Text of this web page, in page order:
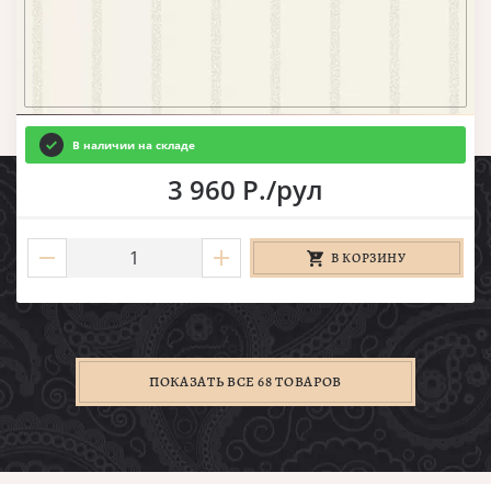
В наличии на складе
3 960 Р./рул
В КОРЗИНУ
ПОКАЗАТЬ ВСЕ 68 ТОВАРОВ